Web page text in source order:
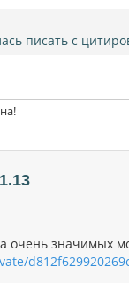
писать с
очень значимых